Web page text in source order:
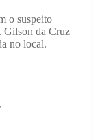
o suspeito
Gilson da Cruz
no local.